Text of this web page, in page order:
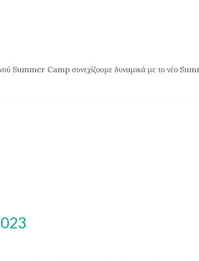
Summer Camp συνεχίζουμε δυναμικά με το νέο